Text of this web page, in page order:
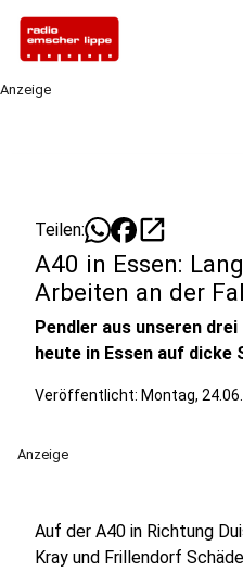
Anzeige
Teilen: open_in_new
A40 in Essen:
Arbeiten an der
Pendler aus unseren
heute in Essen auf dicke
Veröffentlicht: Montag,
Anzeige
Auf der A40 in Richtung
Kray und Frillendorf